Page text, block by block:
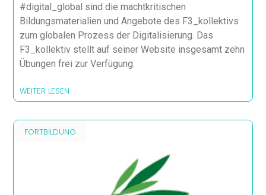
#digital_global sind die machtkritischen
Bildungsmaterialien und Angebote des F3_kollektivs
zum globalen Prozess der Digitalisierung. Das
F3_kollektiv stellt auf seiner Website insgesamt zehn
Übungen frei zur Verfügung.
WEITER LESEN
FORTBILDUNG